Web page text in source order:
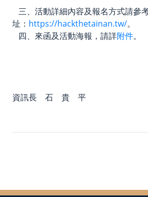
Instagram
三、活動詳細內容及報名方式請參
址： https://hackthetainan.tw/。
四、來函及活動海報，請詳附件。
資訊長 石 貴 平